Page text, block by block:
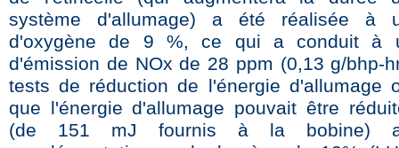
système d'allumage) a été réalisée à
d'oxygène de 9 %, ce qui a conduit à
d'émission de NOx de 28 ppm (0,13 g/bhp-
tests de réduction de l'énergie d'allumage
que l'énergie d'allumage pouvait être
(de 151 mJ fournis à la bobine)